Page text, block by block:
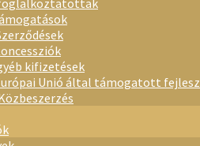
foglalkoztatottak
kifizetések
Unió által támogatott